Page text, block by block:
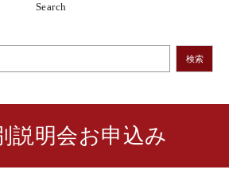
Search
検索
説明会お申込み